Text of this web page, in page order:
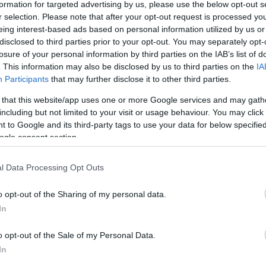
for targeted advertising by us, please use the below opt-out
selection. Please note that after your opt-out request is processed
interest-based ads based on personal information utilized by us
to third parties prior to your opt-out. You may separately
of your personal information by third parties on the IAB’s list of
This information may also be disclosed by us to third parties on the
Participants that may further disclose it to other third parties.
that this website/app uses one or more Google services and may
but not limited to your visit or usage behaviour. You may
to Google and its third-party tags to use your data for below
consent section.
Data Processing Opt Outs
opt-out of the Sharing of my personal data.
opt-out of the Sale of my Personal Data.
εξαρτημένος όχι απλά
πήγα οικειοθελώς στο
δήλωσε ο Προμηθέας
για τη μάχη του με
γι’ αυτό κι ήταν από τις καλύτερες επιλογές που
ζωή μου, πρόσθεσε
4
Αλειφερόπουλος μίλησε